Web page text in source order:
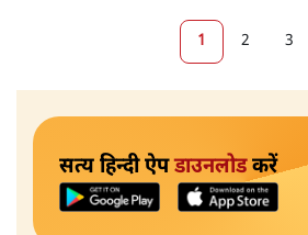
1 2 3
सत्य हिन्दी ऐपडाउनलोडकरें